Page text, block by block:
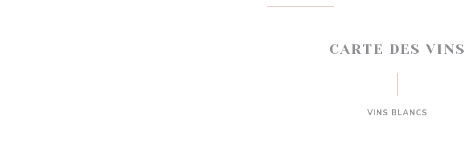
CARTE DES VINS
VINS BLANCS